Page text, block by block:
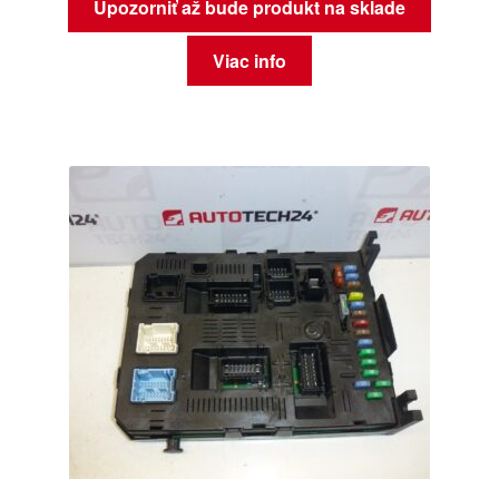
Upozorniť až bude produkt na sklade
Viac info